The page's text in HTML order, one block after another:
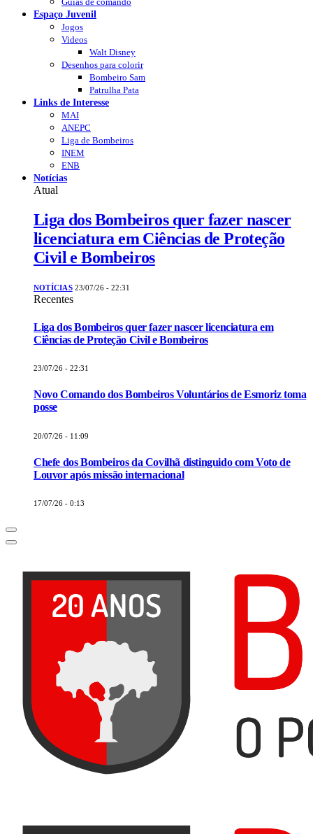
Espaço Juvenil
Jogos
Videos
Walt Disney
Desenhos para colorir
Bombeiro Sam
Patrulha Pata
Links de Interesse
MAI
ANEPC
Liga de Bombeiros
INEM
ENB
Notícias
Atual
Liga dos Bombeiros quer fazer nascer
licenciatura em Ciências de Proteção
Civil e Bombeiros
NOTÍCIAS 23/07/26 - 22:31
Recentes
Liga dos Bombeiros quer fazer nascer licenciatura em
Ciências de Proteção Civil e Bombeiros
23/07/26 - 22:31
Novo Comando dos Bombeiros Voluntários de Esmoriz toma
posse
20/07/26 - 11:09
Chefe dos Bombeiros da Covilhã distinguido com Voto de
Louvor após missão internacional
17/07/26 - 0:13